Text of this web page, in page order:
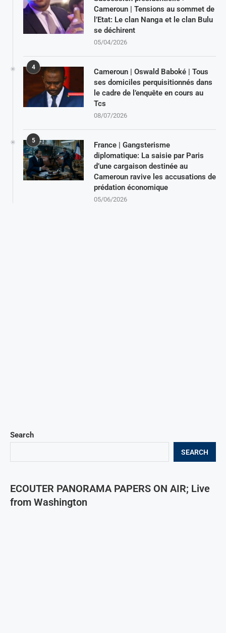
Search
SEARCH
ECOUTER PANORAMA PAPERS ON AIR; Live
from Washington
Cameroun | Tensions au sommet de
l’Etat: Le clan Nanga et le clan Bulu
se déchirent
05/04/2026
4
Cameroun | Oswald Baboké | Tous
ses domiciles perquisitionnés dans
le cadre de l’enquête en cours au
Tcs
08/07/2026
5
France | Gangsterisme
diplomatique: La saisie par Paris
d’une cargaison destinée au
Cameroun ravive les accusations de
prédation économique
05/06/2026